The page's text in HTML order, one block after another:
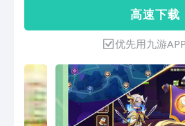
正义而战！高 速 下 载
优先用九游